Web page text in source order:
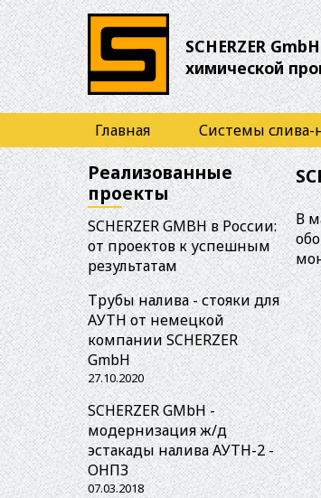
Перейти
к
основному
содержанию
SCHERZER
химической
Основная
навигация
Главная Системы слива-
В
Реализованные
проекты
SCHERZER GMBH в России:
от проектов к успешным
результатам
Трубы налива - стояки для
АУТН от немецкой
компании SCHERZER
GmbH
27.10.2020
SCHERZER GMbH -
модернизация ж/д
эстакады налива АУТН-2 -
ОНПЗ
07.03.2018